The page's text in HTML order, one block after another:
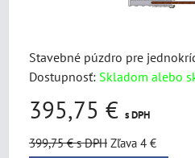
Stavebné púzdro pre
Dostupnosť: Skladom alebo
395,75 € s DPH
399,75 €s DPH Zľava 4 €